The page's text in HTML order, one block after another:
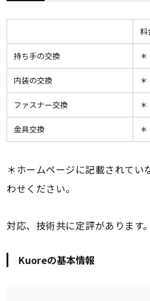
料
持ち手の交換 ＊
内装の交換 ＊
ファスナー交換 ＊
金具交換 ＊
＊ホームページに記載されてい
わせください。
対応、技術共に定評があります。
Kuoreの基本情報